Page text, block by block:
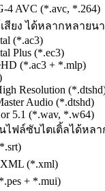
4 AVC (*.avc, *.264)
สียง ได้หลากหลายน
(*.ac3)
Plus (*.ec3)
(*.ac3 + *.mlp)
Resolution
Audio (*.dtshd)
5.1 (*.wav, *.w64)
ไฟล์ซับไตเติ้ลได้หล
(*.xml)
+ *.mui)